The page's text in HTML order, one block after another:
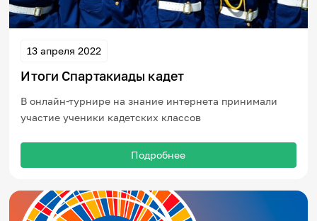
13 апреля 2022
Итоги Спартакиады кадет
В онлайн-турнире на знание интернета принимали
участие ученики кадетских классов
Подробнее